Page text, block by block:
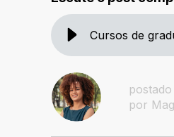
Cursos de
por